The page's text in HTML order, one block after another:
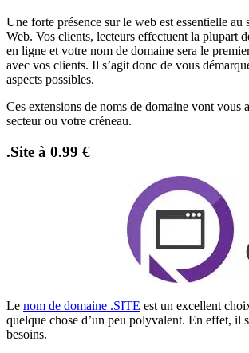
Une forte présence sur le web est essentielle au
Web. Vos clients, lecteurs effectuent la plupart
en ligne et votre nom de domaine sera le
avec vos clients. Il s’agit donc de vous
aspects possibles.
Ces extensions de noms de domaine vont vous
secteur ou votre créneau.
.Site à 0.99 €
Le nom de domaine .SITE est un excellent
quelque chose d’un peu polyvalent. En effet, il
besoins.